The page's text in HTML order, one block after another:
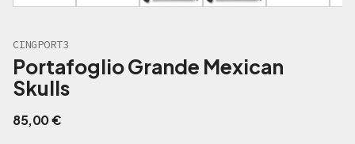
CINGPORT3
Portafoglio Grande Mexican
Skulls
85,00€